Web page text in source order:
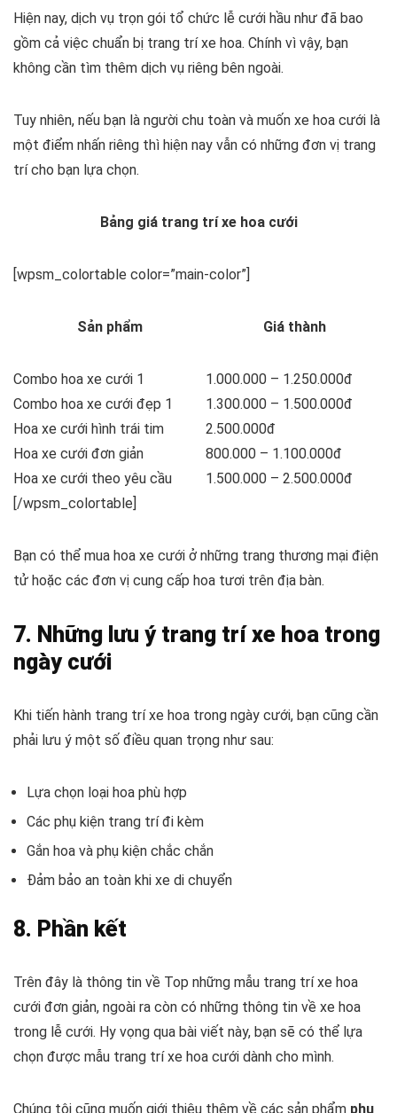
Hiện nay, dịch vụ trọn gói tổ chức lễ cưới hầu như đã bao
gồm cả việc chuẩn bị trang trí xe hoa. Chính vì vậy, bạn
không cần tìm thêm dịch vụ riêng bên ngoài.
Tuy nhiên, nếu bạn là người chu toàn và muốn xe hoa cưới là
một điểm nhấn riêng thì hiện nay vẫn có những đơn vị trang
trí cho bạn lựa chọn.
Bảng giá trang trí xe hoa cưới
[wpsm_colortable color=”main-color”]
Sản phẩm Giá thành
Combo hoa xe cưới 1
1.000.000 – 1.250.000đ
Combo hoa xe cưới đẹp 1
1.300.000 – 1.500.000đ
Hoa xe cưới hình trái tim
2.500.000đ
Hoa xe cưới đơn giản
800.000 – 1.100.000đ
Hoa xe cưới theo yêu cầu
1.500.000 – 2.500.000đ
[/wpsm_colortable]
Bạn có thể mua hoa xe cưới ở những trang thương mại điện
tử hoặc các đơn vị cung cấp hoa tươi trên địa bàn.
7. Những lưu ý trang trí xe hoa trong
ngày cưới
Khi tiến hành trang trí xe hoa trong ngày cưới, bạn cũng cần
phải lưu ý một số điều quan trọng như sau:
Lựa chọn loại hoa phù hợp
Các phụ kiện trang trí đi kèm
Gắn hoa và phụ kiện chắc chắn
Đảm bảo an toàn khi xe di chuyển
8. Phần kết
Trên đây là thông tin về Top những mẫu trang trí xe hoa
cưới đơn giản, ngoài ra còn có những thông tin về xe hoa
trong lễ cưới. Hy vọng qua bài viết này, bạn sẽ có thể lựa
chọn được mẫu trang trí xe hoa cưới dành cho mình.
Chúng tôi cũng muốn giới thiệu thêm về các sản phẩm phụ